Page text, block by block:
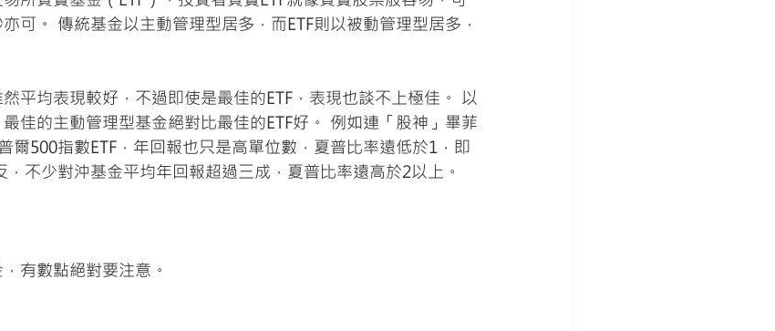
可。 傳統基金以主動管理型居多，而ETF則以被動管理型居多，
平均表現較好，不過即使是最佳的ETF，表現也談不上極佳。 以
佳的主動管理型基金絕對比最佳的ETF好。 例如連「股神」畢菲
爾500指數ETF，年回報也只是高單位數，夏普比率遠低於1，即
不少對沖基金平均年回報超過三成，夏普比率遠高於2以上。
有數點絕對要注意。